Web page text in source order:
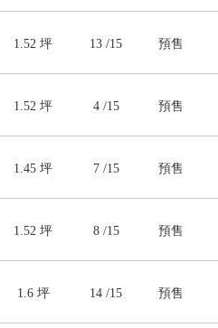
1.52 坪 13 /15 預售
1.52 坪 4 /15 預售
1.45 坪 7 /15 預售
1.52 坪 8 /15 預售
1.6 坪 14 /15 預售